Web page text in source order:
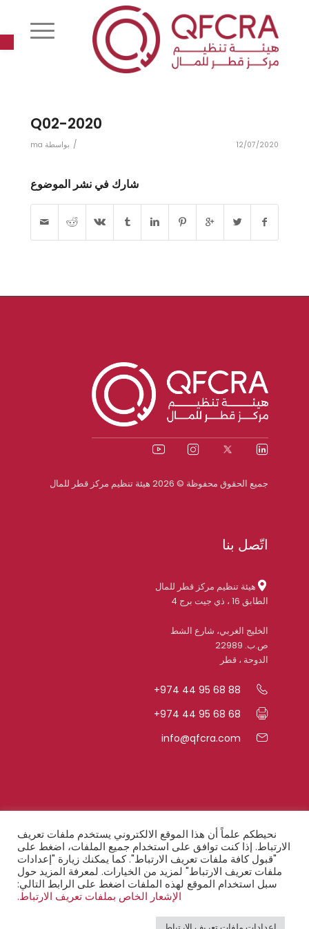
2020-Q02
12/07/2020
/ بواسطة ma
شارك في نشر الموضوع
جميع الحقوق محفوظة © 2026 هيئة تنظيم مركز قطر للمال
اتّصل بنا
هيئة تنظيم مركز قطر للمال
الطابق 16 ، ذي جيت برج 4
الخليج الغربي، شارع الشط
ص.ب. 22989
الدوحة ، قطر
+974 44 95 68 88
+974 44 95 68 68
info@qfcra.com
روابط سريعة
الأسئلة المتكرّرة
أحكام السريّة
نحيطكم علماً أن هذا الموقع الالكتروني يستخدم ملفات تعريف
الارتباط. إذا كنت توافق على استخدام جميع الملفات، اضغط على
"قبول كافة ملفات تعريف الارتباط". كما يمكنك زيارة "إعدادات
ملفات تعريف الارتباط" لمزيد من الخيارات. لمعرفة المزيد حول
سبل استخدام الموقع لهذه الملفات اضغط على الرابط التالي:
الإشعار الخاص بملفات تعريف الارتباط.